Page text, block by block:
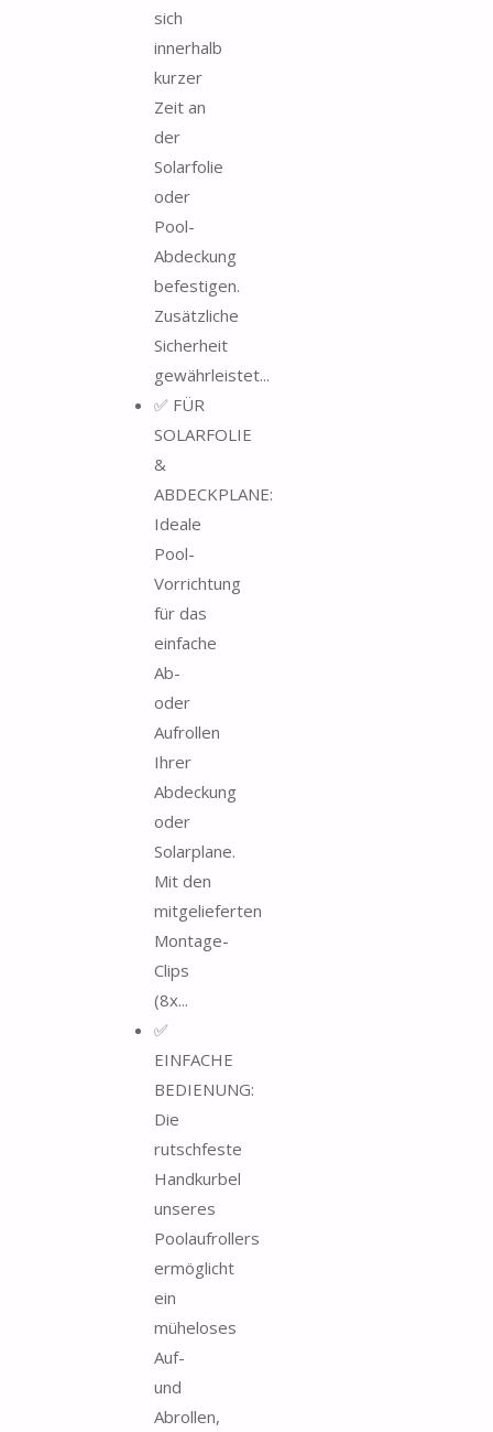
sich
innerhalb
kurzer
Zeit an
der
Solarfolie
oder
Pool-
Abdeckung
befestigen.
Zusätzliche
Sicherheit
gewährleistet...
✅ FÜR
SOLARFOLIE
&
ABDECKPLANE:
Ideale
Pool-
Vorrichtung
für das
einfache
Ab-
oder
Aufrollen
Ihrer
Abdeckung
oder
Solarplane.
Mit den
mitgelieferten
Montage-
Clips
(8x...
✅
EINFACHE
BEDIENUNG:
Die
rutschfeste
Handkurbel
unseres
Poolaufrollers
ermöglicht
ein
müheloses
Auf-
und
Abrollen,